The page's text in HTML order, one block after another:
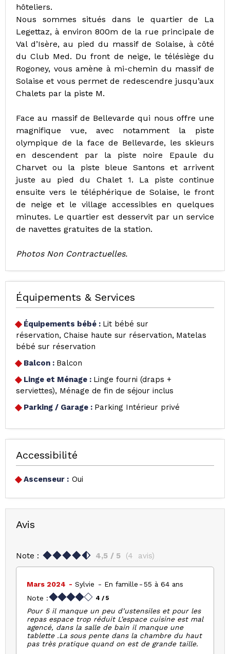
hôteliers.
Nous sommes situés dans le quartier de La
Legettaz, à environ 800m de la rue principale de
Val d’Isère, au pied du massif de Solaise, à côté
du Club Med. Du front de neige, le télésiège du
Rogoney, vous amène à mi-chemin du massif de
Solaise et vous permet de redescendre jusqu’aux
Chalets par la piste M.
Face au massif de Bellevarde qui nous offre une
magnifique vue, avec notamment la piste
olympique de la face de Bellevarde, les skieurs
en descendent par la piste noire Epaule du
Charvet ou la piste bleue Santons et arrivent
juste au pied du Chalet 1. La piste continue
ensuite vers le téléphérique de Solaise, le front
de neige et le village accessibles en quelques
minutes. Le quartier est desservit par un service
de navettes gratuites de la station.
Photos Non Contractuelles.
Équipements & Services
Équipements bébé : Lit bébé sur
réservation Chaise haute sur réservation Matelas
bébé sur réservation
Balcon : Balcon
Linge et Ménage : Linge fourni (draps +
serviettes)
Ménage de fin de séjour inclus
Parking / Garage : Parking Intérieur privé
Accessibilité
Ascenseur : Oui
Avis
Note : 4,5 / 5 (4 avis)
Mars 2024 Sylvie En famille
55 à 64 ans
Note :
4 / 5
Pour 5 il manque un peu d’ustensiles et pour les
repas espace trop réduit L’espace cuisine est mal
agencé, dans la salle de bain il manque une
tablette .La sous pente dans la chambre du haut
pas très pratique quand on est de grande taille.